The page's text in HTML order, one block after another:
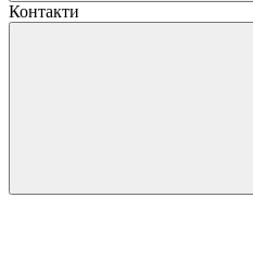
Контакти